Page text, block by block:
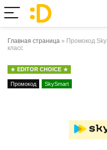
Главная страница » Промокод
класс
EDITOR CHOICE
Промокод SkySmart